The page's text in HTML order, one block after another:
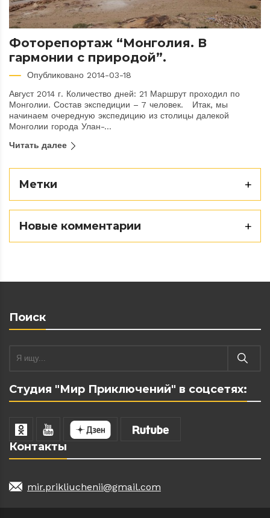
Фоторепортаж “Монголия. В
гармонии с природой”.
Опубликовано 2014-03-18
Август 2014 г. Количество дней: 21 Маршрут проходил по
Монголии. Состав экспедиции – 7 человек. Итак, мы
начинаем очередную экспедицию из столицы далекой
Монголии города Улан-...
Читать далее
Метки
Новые комментарии
Студия "Мир Приключений" в соцсетях:
Контакты
mir.prikliuchenii@gmail.com
Поиск